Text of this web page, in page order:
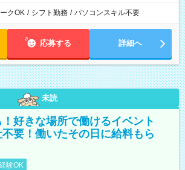
クOK / シフト勤務 / パソコンスキル不要
応募する 詳細へ
未読
好きな場所で働けるイベント
要！働いたその日に給料もら
験OK